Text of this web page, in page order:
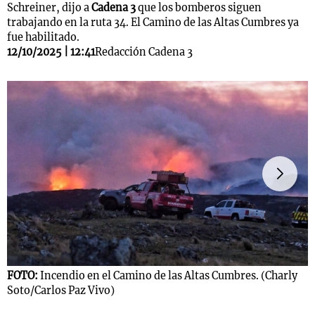
Schreiner, dijo aCadena 3que los bomberos siguen
trabajando en la ruta 34. El Camino de las Altas Cumbres ya
fue habilitado.
12/10/2025 | 12:41Redacción Cadena 3
FOTO: Incendio en el Camino de las Altas Cumbres. (Charly
Soto/Carlos Paz Vivo)
Notas
Mundial 2026
Notas
La Sole en
Cadena 3